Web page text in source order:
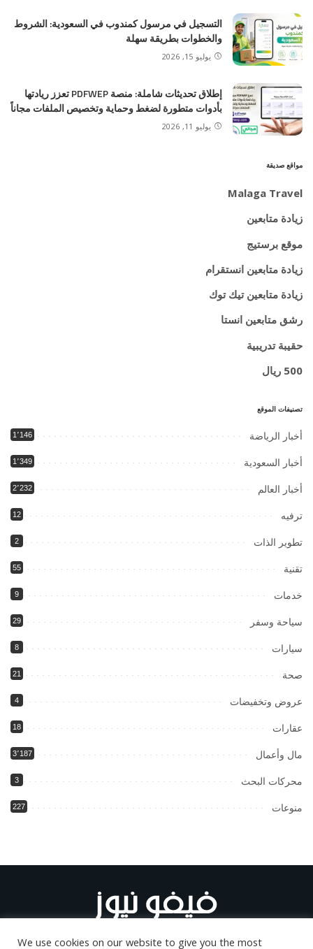
التسجيل في مرسول كمندوب في السعودية: الشروط
والخطوات بطريقة سهلة
يوليو 15, 2026
إطلاق تحديثات شاملة: منصة PDFWEP تعزز ريادتها
بأدوات متطورة لضغط وحماية وتخصيص الملفات مجاناً
يوليو 11, 2026
مواقع صديقة
Malaga Travel
زيادة متابعين
موقع برستيج
زيادة متابعين انستقرام
زيادة متابعين تيك توك
رشق متابعين انستا
حقيبة تدريبية
500 ريال
تصنيفات الموقع
أخبار الرياضة 1٬146
أخبار السعودية 1٬349
أخبار العالم 2٬232
ترفيه 12
تطوير الذات 2
تقنية 55
خدمات 9
سياحة وسفر 29
سيارات 8
صحة 21
عروض وتخفيضات 4
عقارات 18
مال وأعمال 3٬187
محركات البحث 3
منوعات 227
We use cookies on our website to give you the most